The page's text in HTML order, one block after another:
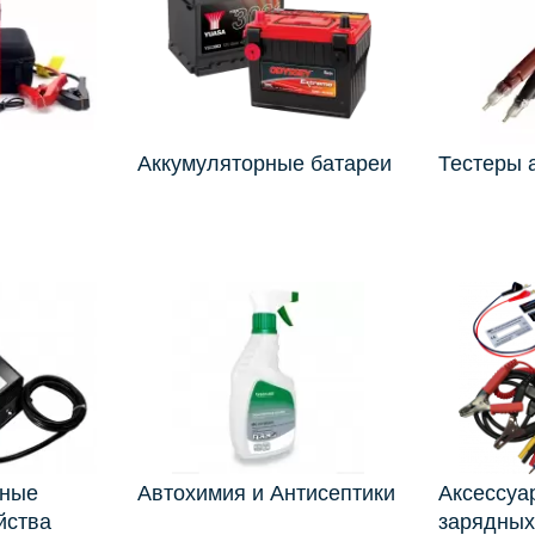
Аккумуляторные батареи Тестеры
Автохимия и Антисептики